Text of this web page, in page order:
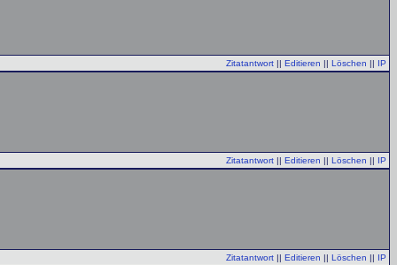
Zitatantwort || Editieren || Löschen || IP
Zitatantwort || Editieren || Löschen || IP
Zitatantwort || Editieren || Löschen || IP